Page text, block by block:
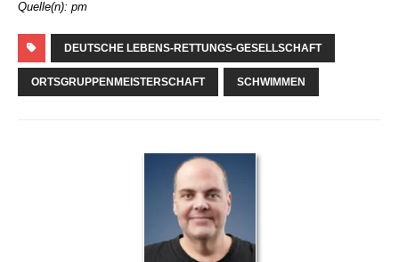
Quelle(n): pm
DEUTSCHE LEBENS-RETTUNGS-GESELLSCHAFT
ORTSGRUPPENMEISTERSCHAFT SCHWIMMEN